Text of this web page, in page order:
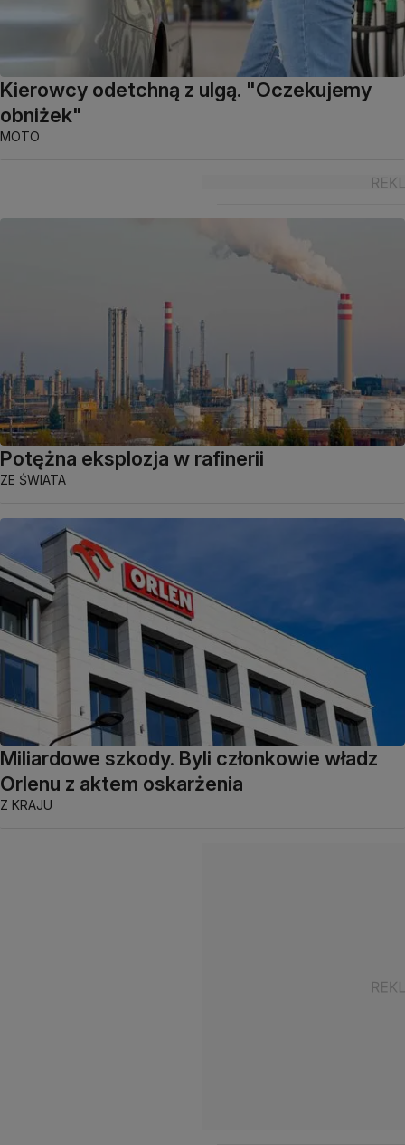
Kierowcy odetchną z ulgą. "Oczekujemy
obniżek"
MOTO
Potężna eksplozja w rafinerii
ZE ŚWIATA
Miliardowe szkody. Byli członkowie władz
Orlenu z aktem oskarżenia
Z KRAJU